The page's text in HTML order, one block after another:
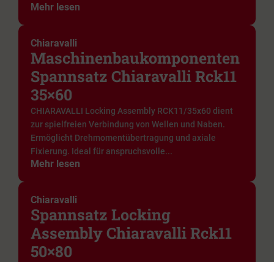
Mehr lesen
Chiaravalli
Maschinenbaukomponenten
Spannsatz Chiaravalli Rck11
35×60
CHIARAVALLI Locking Assembly RCK11/35x60 dient
zur spielfreien Verbindung von Wellen und Naben.
Ermöglicht Drehmomentübertragung und axiale
Fixierung. Ideal für anspruchsvolle...
Mehr lesen
Chiaravalli
Spannsatz Locking
Assembly Chiaravalli Rck11
50×80